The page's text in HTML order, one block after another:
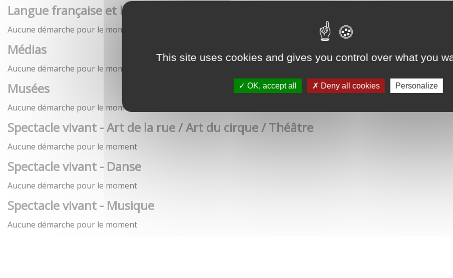
This site uses cookies and gives you control over what you
OK, accept all Deny all cookies Personalize
Langue française et langues de France
Aucune démarche pour le moment
Médias
Aucune démarche pour le moment
Musées
Aucune démarche pour le moment
Spectacle vivant - Art de la rue / Art du cirque / Théâtre
Aucune démarche pour le moment
Spectacle vivant - Danse
Aucune démarche pour le moment
Spectacle vivant - Musique
Aucune démarche pour le moment